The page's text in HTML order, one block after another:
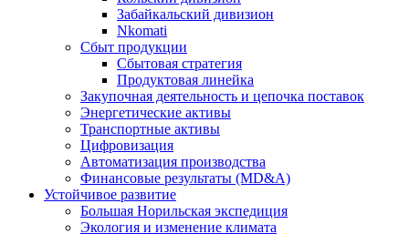
Забайкальский дивизион
Nkomati
Сбыт продукции
Сбытовая стратегия
Продуктовая линейка
Закупочная деятельность и цепочка поставок
Энергетические активы
Транспортные активы
Цифровизация
Автоматизация производства
Финансовые результаты (MD&A)
Устойчивое развитие
Большая Норильская экспедиция
Экология и изменение климата